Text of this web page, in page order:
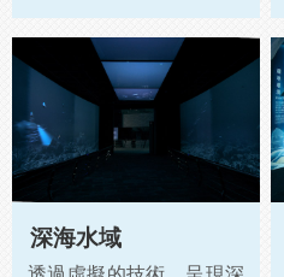
深海水域